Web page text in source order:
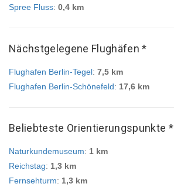
Spree Fluss: 0,4 km
Nächstgelegene Flughäfen *
Flughafen Berlin-Tegel: 7,5 km
Flughafen Berlin-Schönefeld: 17,6 km
Beliebteste Orientierungspunkte *
Naturkundemuseum: 1 km
Reichstag: 1,3 km
Fernsehturm: 1,3 km